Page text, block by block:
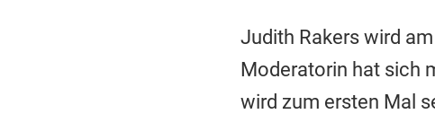
Judith Rakers wird
Moderatorin hat sich
wird zum ersten Mal